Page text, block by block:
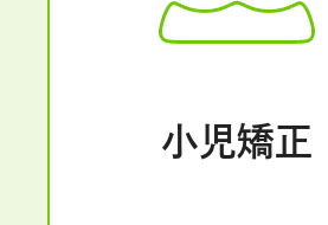
小児矯正